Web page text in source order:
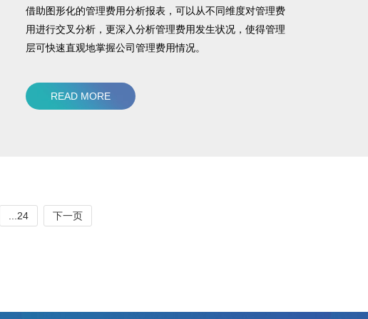
借助图形化的管理费用分析报表，可以从不同维度对管理费
用进行交叉分析，更深入分析管理费用发生状况，使得管理
层可快速直观地掌握公司管理费用情况。
READ MORE
...24 下一页